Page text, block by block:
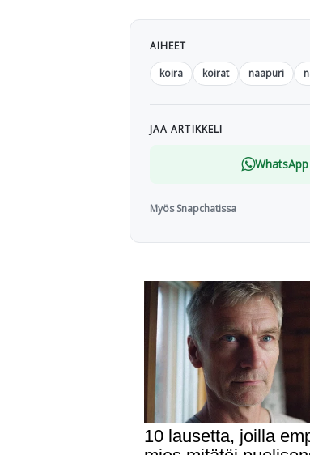
AIHEET
koira
koirat naapuri
JAA ARTIKKELI
WhatsApp
Myös Snapchatissa